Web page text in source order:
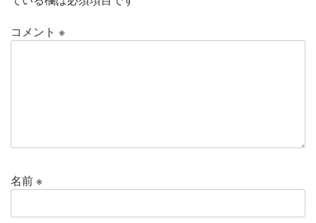
コメント ※
名前※